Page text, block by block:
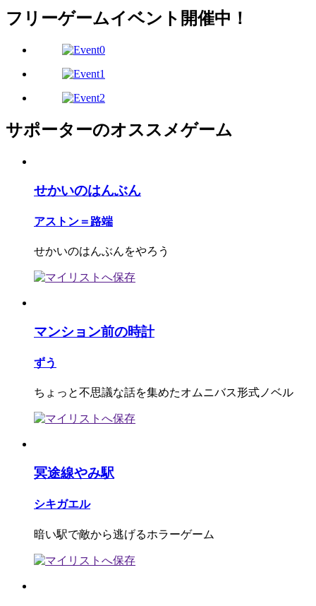
フリーゲームイベント開催中！
サポーターのオススメゲーム
せかいのはんぶん
アストン＝路端
せかいのはんぶんをやろう
マンション前の時計
ずう
ちょっと不思議な話を集めたオムニバス形式ノベル
冥途線やみ駅
シキガエル
暗い駅で敵から逃げるホラーゲーム